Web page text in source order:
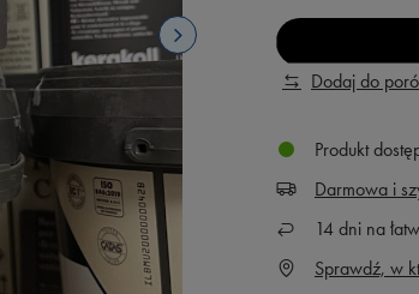
Dodaj do
Produkt
Darmowa i
14 dni na
Sprawdź, w